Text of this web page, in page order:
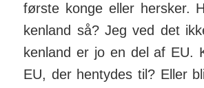
første konge eller hersker.
ken­land så? Jeg ved det
ken­land er jo en del af EU.
EU, der hen­tydes til? Eller